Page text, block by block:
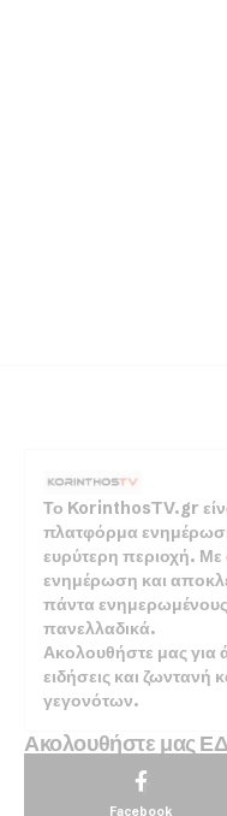
Το KorinthosTV.gr
πλατφόρμα
ευρύτερη περιοχή.
ενημέρωση και
πάντα ενημερωμένους
πανελλαδικά.
Ακολουθήστε μας για
ειδήσεις και
γεγονότων.
Ακολουθήστε μας
Facebook